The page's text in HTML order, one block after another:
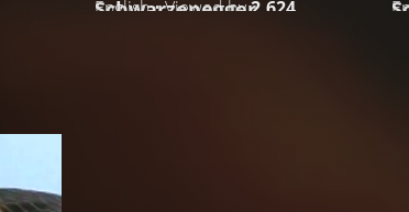
Schwarzenegger
English • Viewed by2.624